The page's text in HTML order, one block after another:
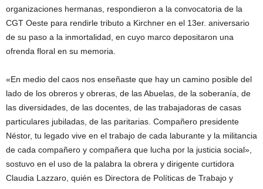
organizaciones hermanas, respondieron a la convocatoria de la
CGT Oeste para rendirle tributo a Kirchner en el 13er. aniversario
de su paso a la inmortalidad, en cuyo marco depositaron una
ofrenda floral en su memoria.
«En medio del caos nos enseñaste que hay un camino posible del
lado de los obreros y obreras, de las Abuelas, de la soberanía, de
las diversidades, de las docentes, de las trabajadoras de casas
particulares jubiladas, de las paritarias. Compañero presidente
Néstor, tu legado vive en el trabajo de cada laburante y la militancia
de cada compañero y compañera que lucha por la justicia social»,
sostuvo en el uso de la palabra la obrera y dirigente curtidora
Claudia Lazzaro, quién es Directora de Políticas de Trabajo y